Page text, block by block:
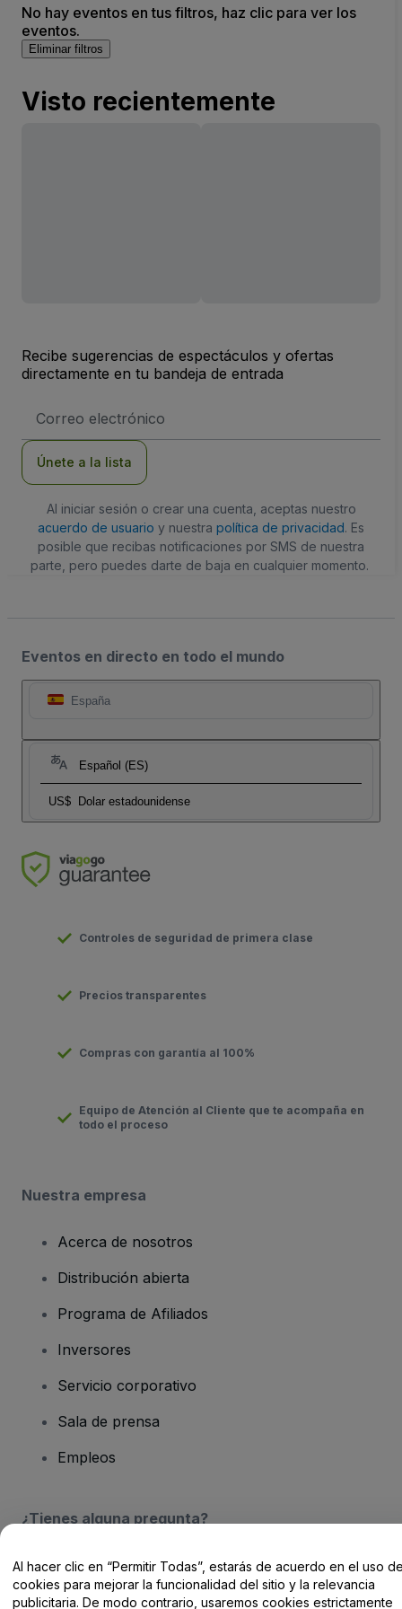
No hay eventos en tus filtros, haz clic para ver los
eventos.
Eliminar filtros
Visto recientemente
Recibe sugerencias de espectáculos y ofertas
directamente en tu bandeja de entrada
de
Únete a la lista
Al iniciar sesión o crear una cuenta, aceptas nuestro
acuerdo de usuario y nuestra política de privacidad. Es
posible que recibas notificaciones por SMS de nuestra
parte, pero puedes darte de baja en cualquier momento.
Eventos en directo en todo el mundo
España
Español (ES)
US$ Dolar estadounidense
Controles de seguridad de primera clase
Precios transparentes
Compras con garantía al 100%
Equipo de Atención al Cliente que te acompaña en
todo el proceso
Nuestra empresa
Acerca de nosotros
Distribución abierta
Programa de Afiliados
Inversores
Servicio corporativo
Sala de prensa
Empleos
¿Tienes alguna pregunta?
Centro de Ayuda / Contacto
Al hacer clic en “Permitir Todas”, estarás de acuerdo en el uso
cookies para mejorar la funcionalidad del sitio y la relevancia
publicitaria. De modo contrario, usaremos cookies estrictamente